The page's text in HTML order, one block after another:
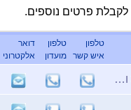
לקבלת פרטים נוספים.
טלפון
איש קשר
טלפון
מועדון
דואר
אלקטרוני
אורלי ריזנברג וגדי ארנון